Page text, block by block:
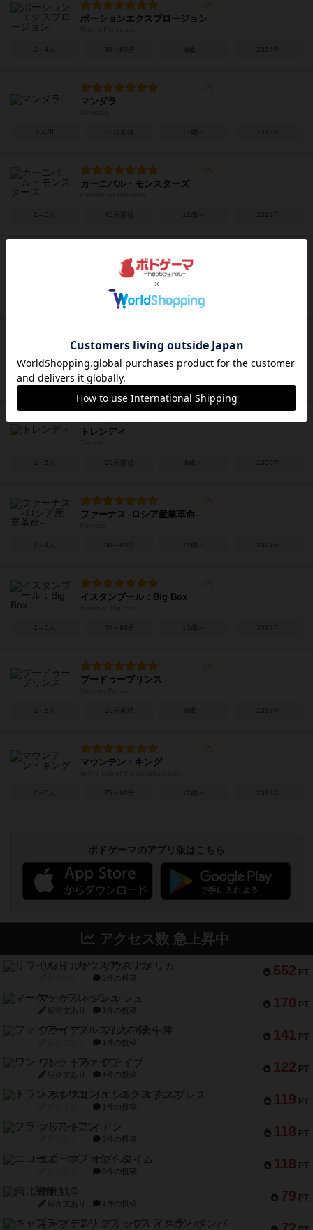
ポーションエクスプロージョン
2～4人 30～60分 8歳～ 2016年
マンダラ
2人用 30分前後 10歳～ 2019年
カーニバル・モンスターズ
2～5人 45分前後 12歳～ 2019年
カートグラファー
Cartographers: A Roll Player Tale
30～45分 10歳～
ラマ
LAMA
2～6人 20分前後
トレンディ
2～5人 20分前後 8歳～ 2000年
ファーナス -ロシア産業革命-
2～4人 30～60分 12歳～ 2021年
イスタンブール：Big Box
2～5人 40～90分 10歳～ 2018年
ブードゥープリンス
2～5人 20分前後 8歳～ 2017年
マウンテン・キング
2～5人 75～90分 12歳～ 2019年
ボドゲーマのアプリ版はこちら
アクセス数 急上昇中
552 PT
リワイルド：サウスアメリカ
2件の投稿
170 PT
マーケットフレッシュ
紹介文あり 1件の投稿
141 PT
ファイアー・ブルズ / 火牛陣
1件の投稿
122 PT
ワン・トゥ・ファイブ
紹介文あり 1件の投稿
119 PT
トランスオリエント・エクスプレス
1件の投稿
118 PT
フラットアイアン
2件の投稿
118 PT
エコーズ・オブ・タイム
8件の投稿
79 PT
南北戦争
紹介文あり 1件の投稿
キャプテン・フリップ：イスラ・ボンバ